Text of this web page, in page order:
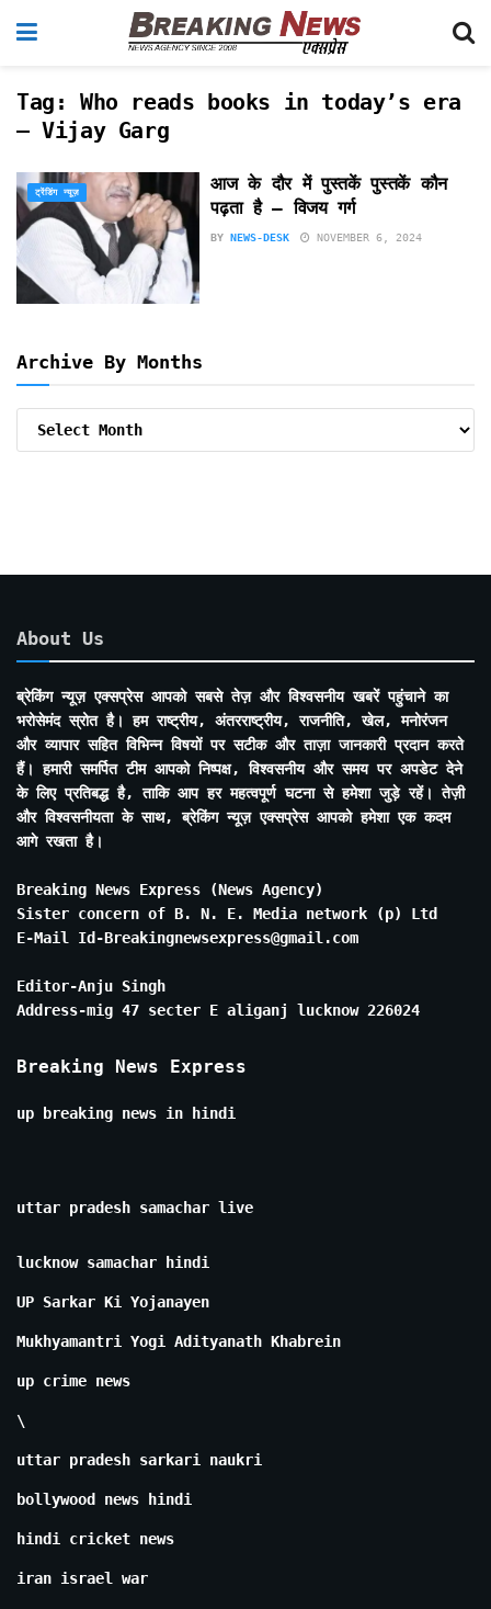
Tag: Who reads books in today’s era
– Vijay Garg
ट्रेंडिंग न्यूज़
आज के दौर में पुस्तकें पुस्तकें कौन
पढ़ता है – विजय गर्ग
BY NEWS-DESK NOVEMBER 6, 2024
Archive By Months
About Us
ब्रेकिंग न्यूज़ एक्सप्रेस आपको सबसे तेज़ और विश्वसनीय खबरें पहुंचाने का
भरोसेमंद स्रोत है। हम राष्ट्रीय, अंतरराष्ट्रीय, राजनीति, खेल, मनोरंजन
और व्यापार सहित विभिन्न विषयों पर सटीक और ताज़ा जानकारी प्रदान करते
हैं। हमारी समर्पित टीम आपको निष्पक्ष, विश्वसनीय और समय पर अपडेट देने
के लिए प्रतिबद्ध है, ताकि आप हर महत्वपूर्ण घटना से हमेशा जुड़े रहें। तेज़ी
और विश्वसनीयता के साथ, ब्रेकिंग न्यूज़ एक्सप्रेस आपको हमेशा एक कदम
आगे रखता है।
Breaking News Express (News Agency)
Sister concern of B. N. E. Media network (p) Ltd
E-Mail Id-Breakingnewsexpress@gmail.com
Editor-Anju Singh
Address-mig 47 secter E aliganj lucknow 226024
Breaking News Express
up breaking news in hindi
uttar pradesh samachar live
lucknow samachar hindi
UP Sarkar Ki Yojanayen
Mukhyamantri Yogi Adityanath Khabrein
up crime news
\
uttar pradesh sarkari naukri
bollywood news hindi
hindi cricket news
iran israel war